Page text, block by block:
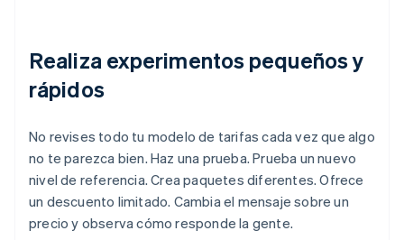
Realiza experimentos pequeños y
rápidos
No revises todo tu modelo de tarifas cada vez que algo
no te parezca bien. Haz una prueba. Prueba un nuevo
nivel de referencia. Crea paquetes diferentes. Ofrece
un descuento limitado. Cambia el mensaje sobre un
precio y observa cómo responde la gente.